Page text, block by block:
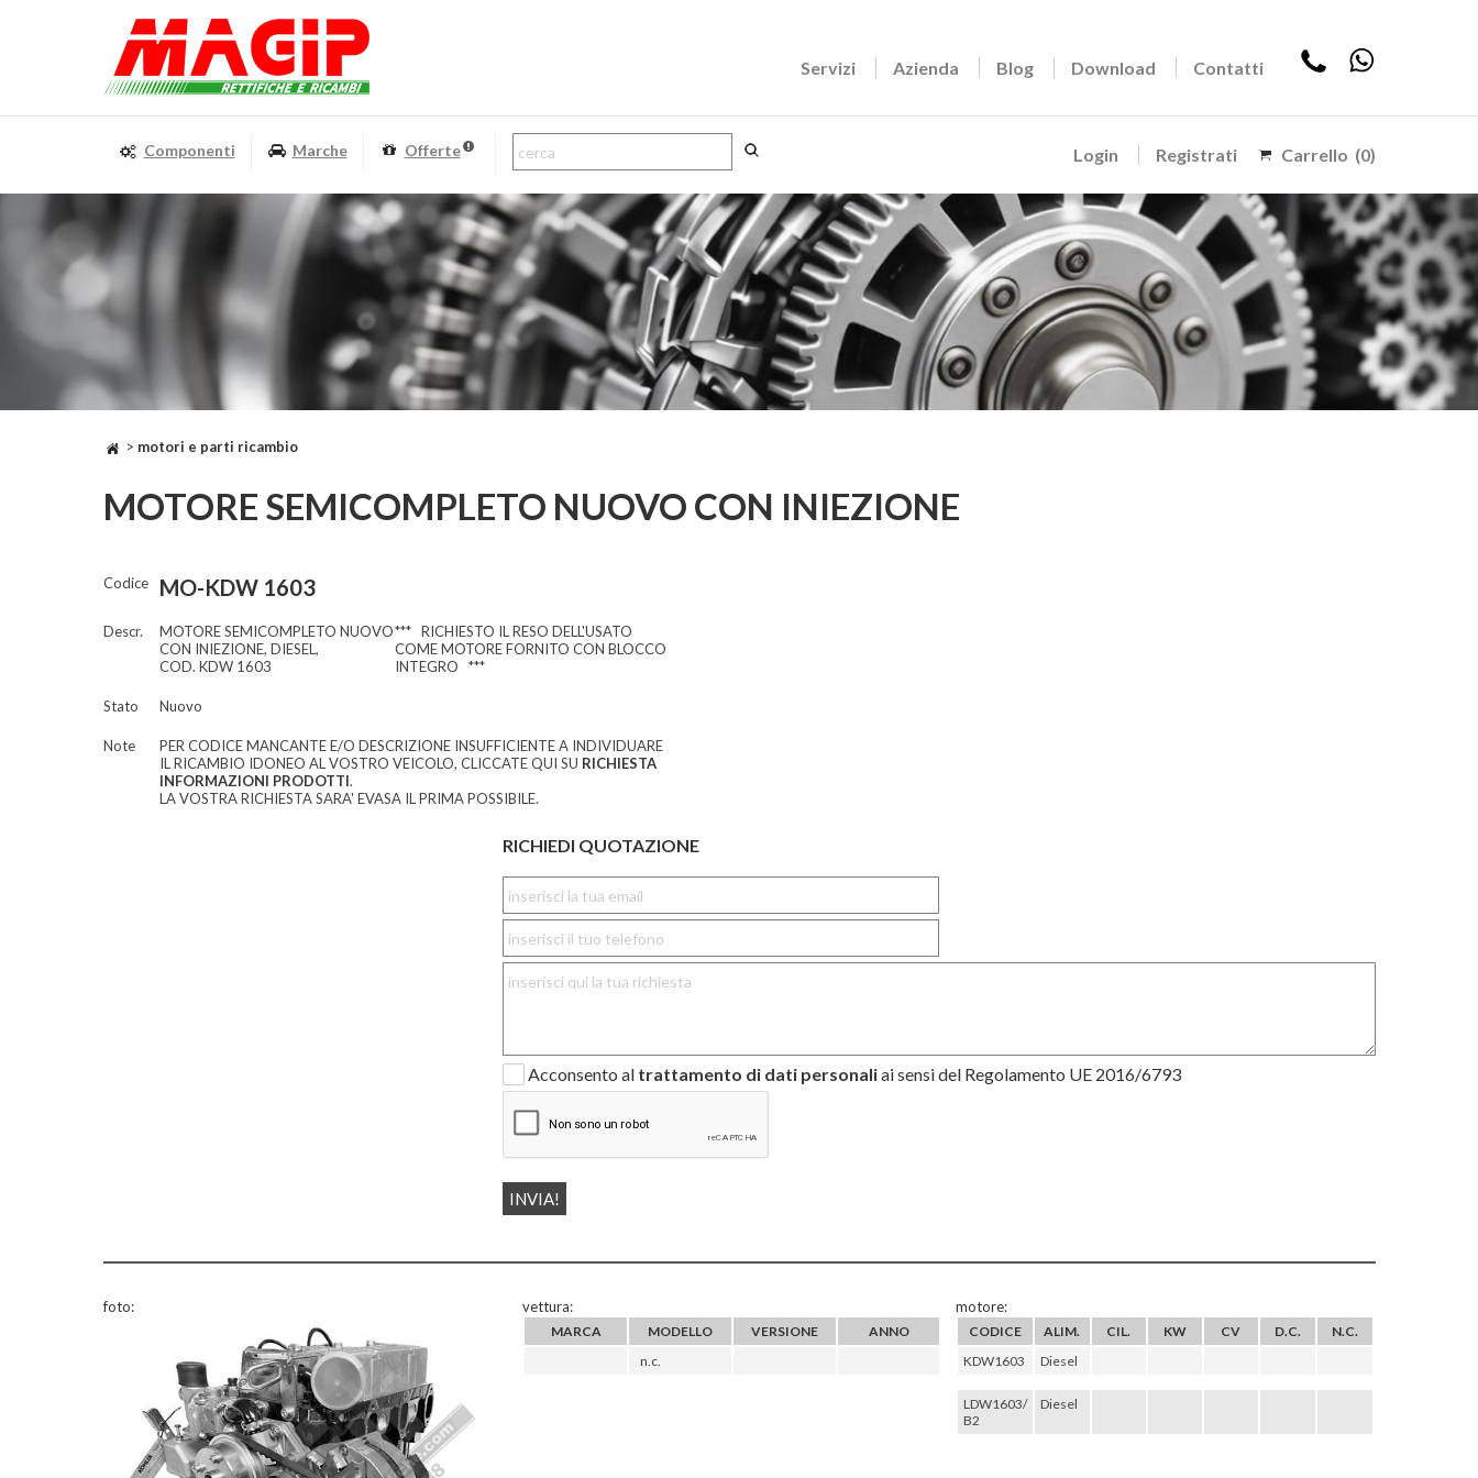
Servizi Azienda Blog Download Contatti
Login Registrati Carrello (0)
Componenti Marche Offerte
> motori e parti ricambio
MOTORE SEMICOMPLETO NUOVO CON INIEZIONE
Codice MO-KDW 1603
Descr.
MOTORE SEMICOMPLETO NUOVO
CON INIEZIONE, DIESEL,
COD. KDW 1603
*** RICHIESTO IL RESO DELL'USATO
COME MOTORE FORNITO CON BLOCCO
INTEGRO ***
Stato Nuovo
Note
PER CODICE MANCANTE E/O DESCRIZIONE INSUFFICIENTE A INDIVIDUARE
IL RICAMBIO IDONEO AL VOSTRO VEICOLO, CLICCATE QUI SU RICHIESTA
INFORMAZIONI PRODOTTI.
LA VOSTRA RICHIESTA SARA' EVASA IL PRIMA POSSIBILE.
RICHIEDI QUOTAZIONE
Acconsento al trattamento di dati personaliai sensi del Regolamento UE 2016/6793
foto: vettura:
MARCA MODELLO VERSIONE
ANNO
n.c.
motore:
CODICE ALIM. CIL. KW CV D.C.
N.C.
KDW1603
Diesel
LDW1603/
B2
Diesel